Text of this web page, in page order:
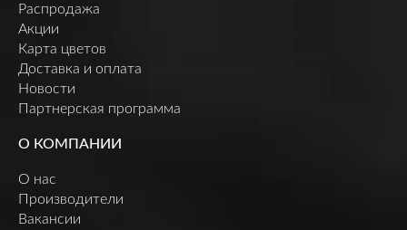
Распродажа
Акции
Карта цветов
Доставка и оплата
Новости
Партнерская программа
О КОМПАНИИ
О нас
Производители
Вакансии